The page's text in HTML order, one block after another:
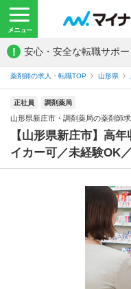
! 安心・安全な転職サポー
薬剤師の求人・転職TOP 山形県
正社員 調剤薬局
山形県新庄市・調剤薬局の薬剤師
【山形県新庄市】高
イカー可／未経験OK